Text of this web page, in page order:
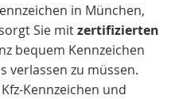
in München,
Sie mitzertifizierten
bequem Kennzeichen
verlassen zu müssen.
Kennzeichen und